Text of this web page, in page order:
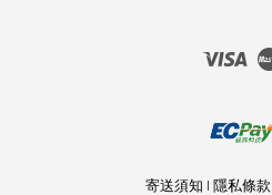
Visa
寄送須知 | 隱私條款